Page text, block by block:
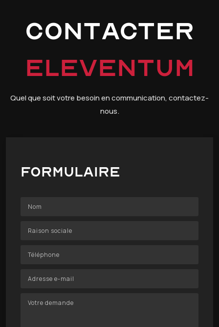
Contacter
Eleventum
Quel que soit votre besoin en communication, contactez-
nous.
Formulaire